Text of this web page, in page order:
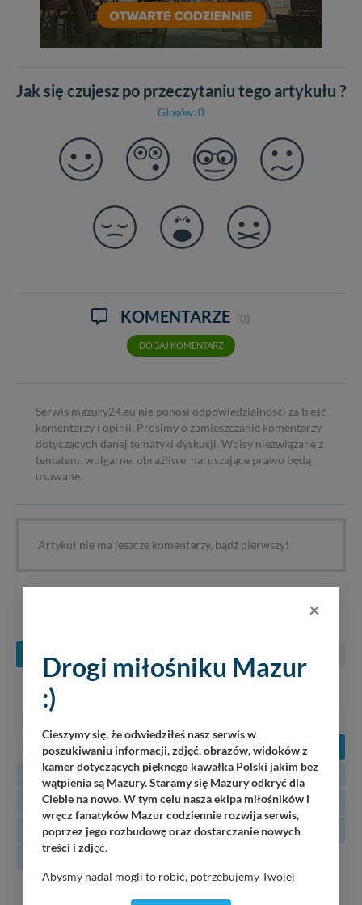
Jak się czujesz po przeczytaniu tego artykułu ?
Głosów: 0
KOMENTARZE (0)
DODAJ KOMENTARZ
Serwis mazury24.eu nie ponosi odpowiedzialności za treść
komentarzy i opinii. Prosimy o zamieszczanie komentarzy
dotyczących danej tematyki dyskusji. Wpisy niezwiązane z
tematem, wulgarne, obraźliwe, naruszające prawo będą
usuwane.
Artykuł nie ma jeszcze komentarzy, bądź pierwszy!
KONCERTY NA MAZURACH
3
4 5 6 7 8
10
11 12 13 14 15
16
17
18 19 20 21 22
24
25 26 27 28 29
31
Jazz Friends
×
Drogi miłośniku Mazur
:)
Cieszymy się, że odwiedziłeś nasz serwis w
poszukiwaniu informacji, zdjęć, obrazów, widoków z
kamer dotyczących pięknego kawałka Polski jakim bez
wątpienia są Mazury. Staramy się Mazury odkryć dla
Ciebie na nowo. W tym celu nasza ekipa miłośników i
wręcz fanatyków Mazur codziennie rozwija serwis,
poprzez jego rozbudowę oraz dostarczanie nowych
treści i zdjęć.
Abyśmy nadal mogli to robić, potrzebujemy Twojej